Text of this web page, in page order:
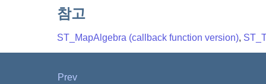
참고
ST_MapAlgebra (callback function version),
Prev